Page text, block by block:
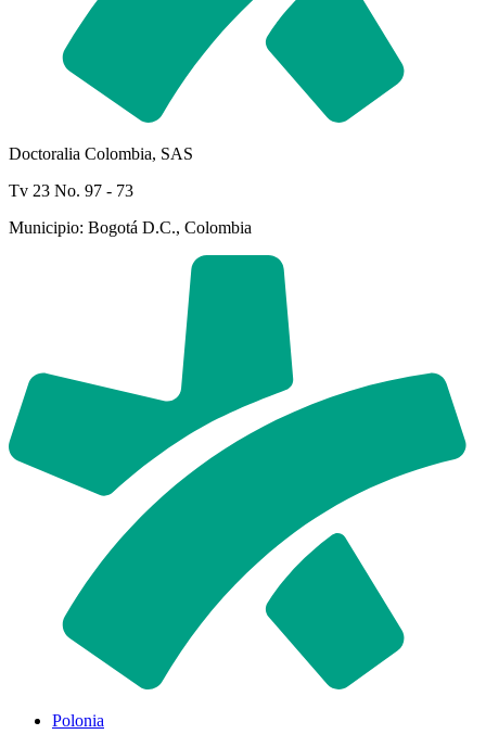
Doctoralia Colombia, SAS
Tv 23 No. 97 - 73
Municipio: Bogotá D.C., Colombia
Polonia